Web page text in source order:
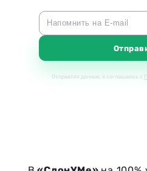
Напомнить на E-mail
Отправляя данные, я соглашаюсь с